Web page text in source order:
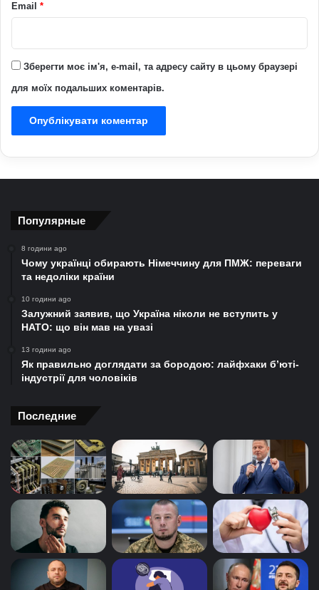
Email *
Зберегти моє ім'я, e-mail, та адресу сайту в цьому браузері
для моїх подальших коментарів.
Популярные
8 години ago
Чому українці обирають Німеччину для ПМЖ: переваги
та недоліки країни
10 години ago
Залужний заявив, що Україна ніколи не вступить у
НАТО: що він мав на увазі
13 години ago
Як правильно доглядати за бородою: лайфхаки б’юті-
індустрії для чоловіків
Последние